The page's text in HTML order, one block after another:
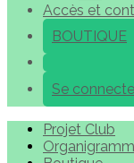
Accès et
BOUTIQUE
Se
Projet Club